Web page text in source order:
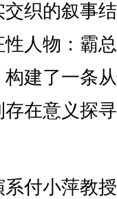
织的叙事
人物：霸
建了一条
在意义探
付小萍教授